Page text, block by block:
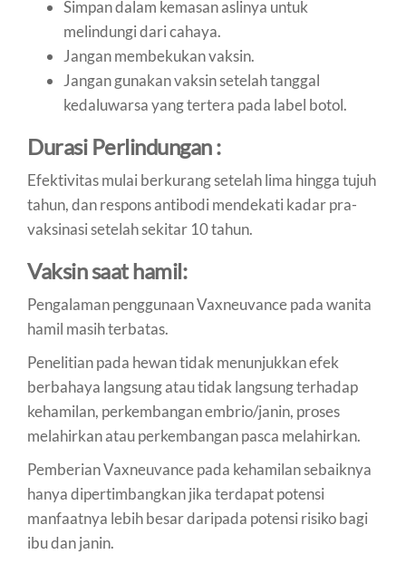
Simpan dalam kemasan aslinya untuk
melindungi dari cahaya.
Jangan membekukan vaksin.
Jangan gunakan vaksin setelah tanggal
kedaluwarsa yang tertera pada label botol.
Durasi Perlindungan :
Efektivitas mulai berkurang setelah lima hingga tujuh
tahun, dan respons antibodi mendekati kadar pra-
vaksinasi setelah sekitar 10 tahun.
Vaksin saat hamil:
Pengalaman penggunaan Vaxneuvance pada wanita
hamil masih terbatas.
Penelitian pada hewan tidak menunjukkan efek
berbahaya langsung atau tidak langsung terhadap
kehamilan, perkembangan embrio/janin, proses
melahirkan atau perkembangan pasca melahirkan.
Pemberian Vaxneuvance pada kehamilan sebaiknya
hanya dipertimbangkan jika terdapat potensi
manfaatnya lebih besar daripada potensi risiko bagi
ibu dan janin.